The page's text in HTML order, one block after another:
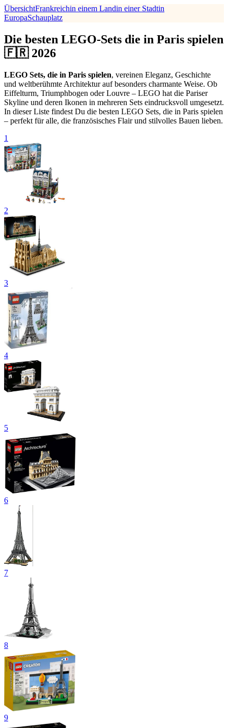
ÜbersichtFrankreichin einem Landin einer Stadtin
EuropaSchauplatz
Die besten LEGO-Sets die in Paris spielen
🇫🇷 2026
LEGO Sets, die in Paris spielen, vereinen Eleganz, Geschichte
und weltberühmte Architektur auf besonders charmante Weise. Ob
Eiffelturm, Triumphbogen oder Louvre – LEGO hat die Pariser
Skyline und deren Ikonen in mehreren Sets eindrucksvoll umgesetzt.
In dieser Liste findest Du die besten LEGO Sets, die in Paris spielen
– perfekt für alle, die französisches Flair und stilvolles Bauen lieben.
1
2
3
4
5
6
7
8
9